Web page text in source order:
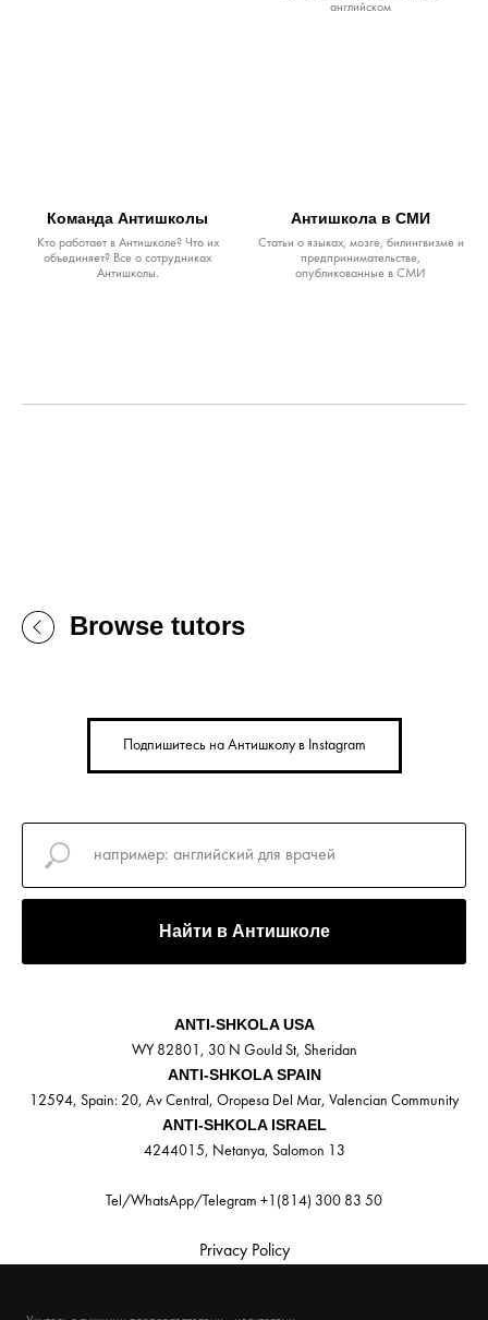
английском
Команда Антишколы
Кто работает в Антишколе? Что их
объединяет? Все о сотрудниках
Антишколы.
Антишкола в СМИ
Статьи о языках, мозге, билингвизме и
предпринимательстве,
опубликованные в СМИ
Browse tutors
Подпишитесь на Антишколу в Instagram
Найти в Антишколе
ANTI-SHKOLA USA
WY 82801, 30 N Gould St, Sheridan
ANTI-SHKOLA SPAIN
12594, Spain: 20, Av Central, Oropesa Del Mar, Valencian Community
ANTI-SHKOLA ISRAEL
4244015, Netanya, Salomon 13
Tel/WhatsApp/Telegram +1(814) 300 83 50
Privacy Policy